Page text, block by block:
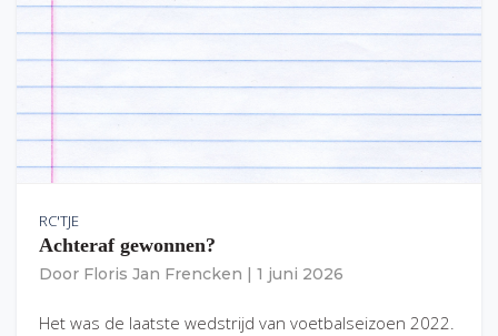
RC'TJE
Achteraf gewonnen?
Door Floris Jan Frencken 1 juni 2026
Het was de laatste wedstrijd van voetbalseizoen 2022.